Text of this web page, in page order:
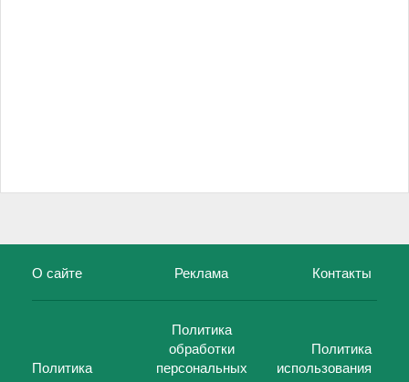
О сайте Реклама Контакты
Политика
Политика
обработки
персональных
Политика
использования